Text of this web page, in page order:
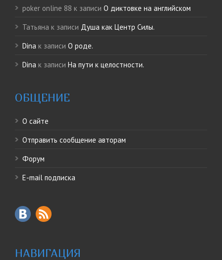
poker online 88 к записи О диктовке на английском
Татьяна к записи Душа как Центр Силы.
Dina к записи О роде.
Dina к записи На пути к целостности.
ОБЩЕНИЕ
О сайте
Отправить сообщение авторам
Форум
E-mail подписка
НАВИГАЦИЯ